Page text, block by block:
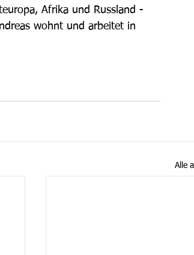
Afrika und Russland -
wohnt und arbeitet in
Alle